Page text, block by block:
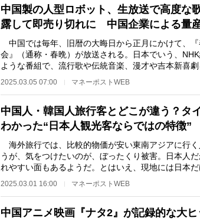
中国製の人型ロボット、生放送で高度な
露して即売り切れに 中国企業による量
中国では毎年、旧暦の大晦日から正月にかけて、
会』（通称・春晩）が放送される。日本でいう、
ような番組で、流行歌や伝統音楽、漫才や吉本新喜劇
したような舞台劇など盛…
2025.03.05 07:00 マネーポストWEB
中国人・韓国人旅行客とどこが違う？タ
わかった“日本人観光客ならではの特徴
海外旅行では、比較的物価が安い東南アジアに行く
うが、気をつけたいのが、ぼったくり被害。日本人
れやすい面もあるようだ。とはいえ、現地には日本だ
2025.03.01 16:00 マネーポストWEB
中国アニメ映画『ナタ2』が記録的な大ヒ